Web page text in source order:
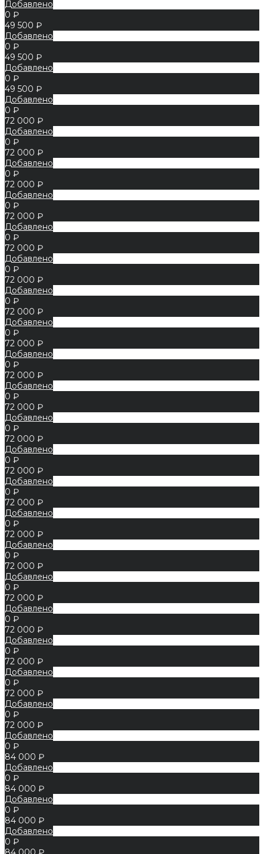
Добавлено
0 ₽
49 500 ₽
Добавлено
0 ₽
49 500 ₽
Добавлено
0 ₽
49 500 ₽
Добавлено
0 ₽
72 000 ₽
Добавлено
0 ₽
72 000 ₽
Добавлено
0 ₽
72 000 ₽
Добавлено
0 ₽
72 000 ₽
Добавлено
0 ₽
72 000 ₽
Добавлено
0 ₽
72 000 ₽
Добавлено
0 ₽
72 000 ₽
Добавлено
0 ₽
72 000 ₽
Добавлено
0 ₽
72 000 ₽
Добавлено
0 ₽
72 000 ₽
Добавлено
0 ₽
72 000 ₽
Добавлено
0 ₽
72 000 ₽
Добавлено
0 ₽
72 000 ₽
Добавлено
0 ₽
72 000 ₽
Добавлено
0 ₽
72 000 ₽
Добавлено
0 ₽
72 000 ₽
Добавлено
0 ₽
72 000 ₽
Добавлено
0 ₽
72 000 ₽
Добавлено
0 ₽
72 000 ₽
Добавлено
0 ₽
72 000 ₽
Добавлено
0 ₽
84 000 ₽
Добавлено
0 ₽
84 000 ₽
Добавлено
0 ₽
84 000 ₽
Добавлено
0 ₽